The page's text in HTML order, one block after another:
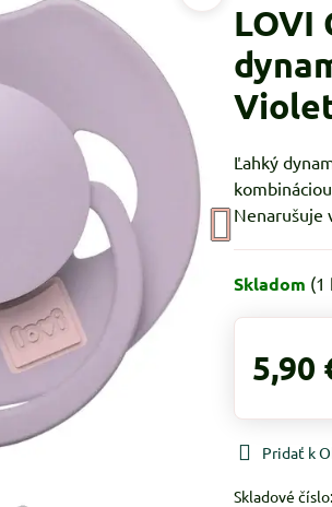
LOVI
Ľahký
Nenarušuje
Skladom (1
5,90
Pridať k
Skladové